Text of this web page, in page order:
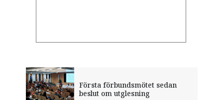
Första förbundsmötet sedan
beslut om utglesning